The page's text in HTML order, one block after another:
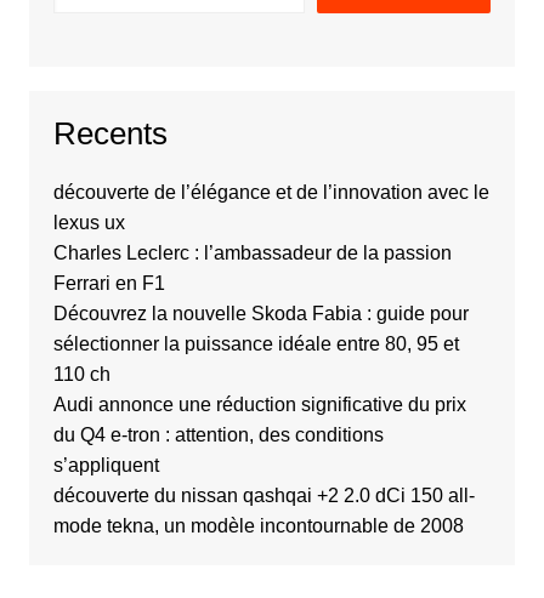
Recents
découverte de l’élégance et de l’innovation avec le
lexus ux
Charles Leclerc : l’ambassadeur de la passion
Ferrari en F1
Découvrez la nouvelle Skoda Fabia : guide pour
sélectionner la puissance idéale entre 80, 95 et
110 ch
Audi annonce une réduction significative du prix
du Q4 e-tron : attention, des conditions
s’appliquent
découverte du nissan qashqai +2 2.0 dCi 150 all-
mode tekna, un modèle incontournable de 2008